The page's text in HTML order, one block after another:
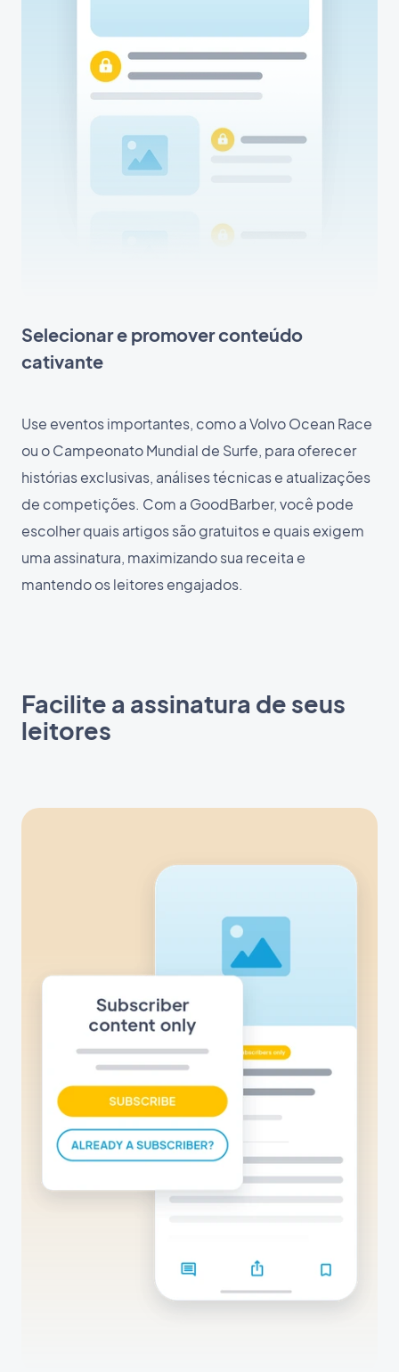
Selecionar e promover conteúdo
cativante
Use eventos importantes, como a Volvo Ocean Race
ou o Campeonato Mundial de Surfe, para oferecer
histórias exclusivas, análises técnicas e atualizações
de competições. Com a GoodBarber, você pode
escolher quais artigos são gratuitos e quais exigem
uma assinatura, maximizando sua receita e
mantendo os leitores engajados.
Facilite a assinatura de seus
leitores